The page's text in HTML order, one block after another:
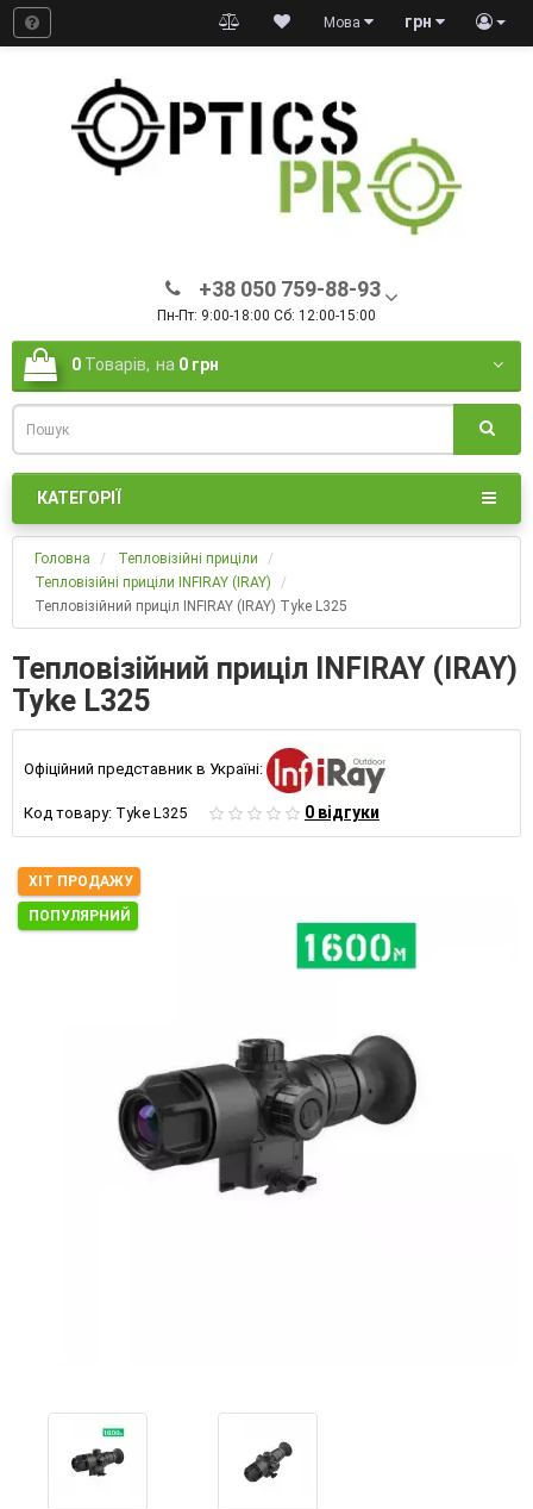
грн
Мова
+38 050 759-88-93
Пн-Пт: 9:00-18:00 Сб: 12:00-15:00
0 Товарів, на 0 грн
КАТЕГОРІЇ
Головна
Тепловізійні приціли
Тепловізійні приціли INFIRAY (IRAY)
Тепловізійний приціл INFIRAY (IRAY) Tyke L325
Тепловізійний приціл INFIRAY (IRAY)
Tyke L325
Офіційний представник в Україні:
Код товару: Tyke L325 0 відгуки
ХІТ ПРОДАЖУ
ПОПУЛЯРНИЙ